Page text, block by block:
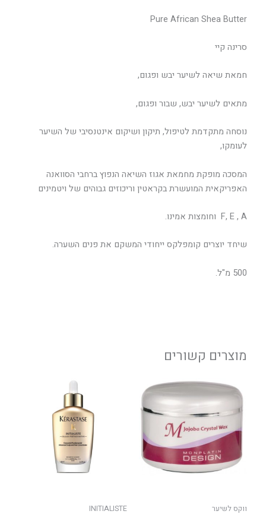
Pure African Shea Butter
סרינה קיי
חמאת שיאה לשיער יבש ופגום,
מתאים לשיער יבש, שבור ופגום,
נוסחה מתקדמת לטיפול, תיקון ושיקום אינטנסיבי של השיער
לעומקו,
המסכה מופקת מחמאת אגוז השיאה הנפוץ ברחבי הסוואנה
האפריקאית המועשרת בקראטין וריכוזים גבוהים של ויטמינים
F, E , A וחומצות אמינו.
שיחד יוצרים קומפלקס ייחודי המשקם את פנים השערה.
500 מ"ל.
מוצרים קשורים
ווקס לשיער INITIALISTE